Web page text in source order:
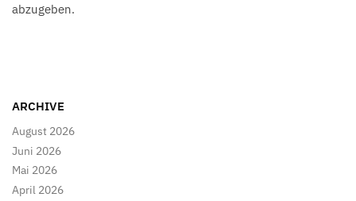
abzugeben.
ARCHIVE
August 2026
Juni 2026
Mai 2026
April 2026